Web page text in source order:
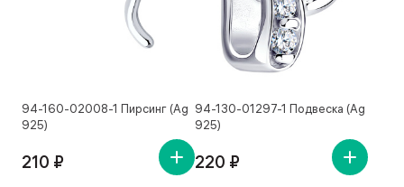
94-160-02008-1 Пирсинг (Ag
925)
210 ₽
94-130-01297-1 Подвеска (Ag
925)
220 ₽